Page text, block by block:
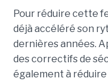
Pour réduire cette
déjà accéléré son
dernières années.
des correctifs de
également à